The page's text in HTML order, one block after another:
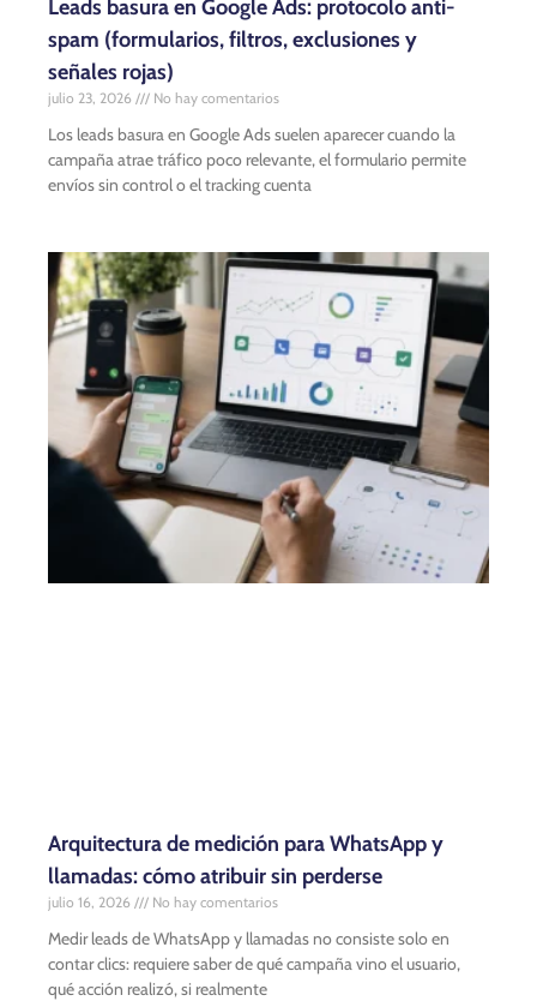
Leads basura en Google Ads: protocolo anti-
spam (formularios, filtros, exclusiones y
señales rojas)
julio 23, 2026 No hay comentarios
Los leads basura en Google Ads suelen aparecer cuando la
campaña atrae tráfico poco relevante, el formulario permite
envíos sin control o el tracking cuenta
Arquitectura de medición para WhatsApp y
llamadas: cómo atribuir sin perderse
julio 16, 2026 No hay comentarios
Medir leads de WhatsApp y llamadas no consiste solo en
contar clics: requiere saber de qué campaña vino el usuario,
qué acción realizó, si realmente